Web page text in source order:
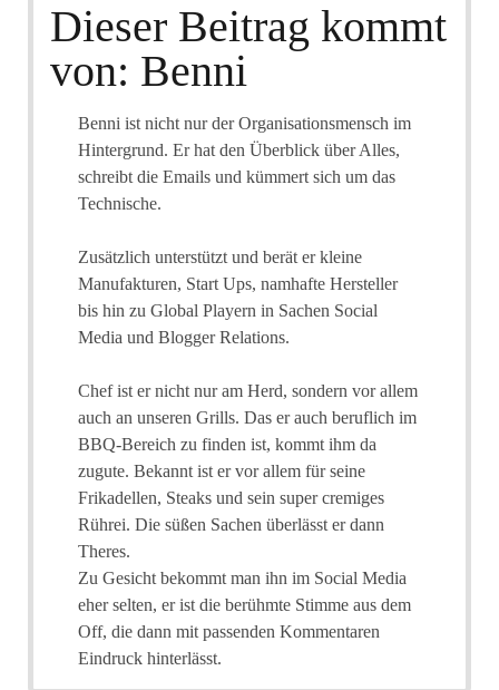
Dieser Beitrag kommt
von: Benni
Benni ist nicht nur der Organisationsmensch im
Hintergrund. Er hat den Überblick über Alles,
schreibt die Emails und kümmert sich um das
Technische.
Zusätzlich unterstützt und berät er kleine
Manufakturen, Start Ups, namhafte Hersteller
bis hin zu Global Playern in Sachen Social
Media und Blogger Relations.
Chef ist er nicht nur am Herd, sondern vor allem
auch an unseren Grills. Das er auch beruflich im
BBQ-Bereich zu finden ist, kommt ihm da
zugute. Bekannt ist er vor allem für seine
Frikadellen, Steaks und sein super cremiges
Rührei. Die süßen Sachen überlässt er dann
Theres.
Zu Gesicht bekommt man ihn im Social Media
eher selten, er ist die berühmte Stimme aus dem
Off, die dann mit passenden Kommentaren
Eindruck hinterlässt.